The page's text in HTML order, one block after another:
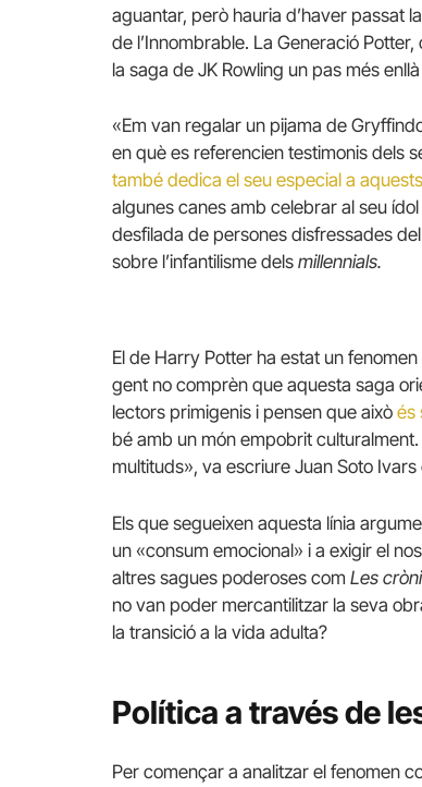
aguantar, però hauria d’haver passat
de l’Innombrable. La Generació
la saga de JK Rowling un pas més
«Em van regalar un pijama de
en què es referencien testimonis dels
també dedica el seu especial a
algunes canes amb celebrar al seu
desfilada de persones disfressades
sobre l’infantilisme dels millennials.
El de Harry Potter ha estat un
gent no comprèn que aquesta saga
lectors primigenis i pensen que això és
bé amb un món empobrit
multituds», va escriure Juan Soto
Els que segueixen aquesta línia
un «consum emocional» i a exigir el
altres sagues poderoses com Les
no van poder mercantilitzar la seva
la transició a la vida adulta?
Política a través de
Per començar a analitzar el fenomen